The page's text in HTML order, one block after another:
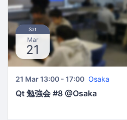
Sat
Mar
21
21 Mar 13:00 - 17:00 Osaka
Qt 勉強会 #8 @Osaka